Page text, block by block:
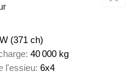
(371 ch)
40 000 kg
l'essieu 6x4